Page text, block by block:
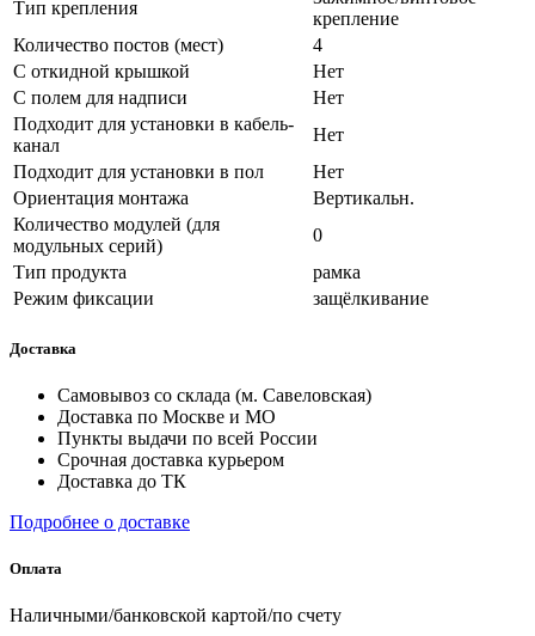
Тип крепления
крепление
Количество постов (мест)
4
С откидной крышкой
Нет
С полем для надписи
Нет
Подходит для установки в кабель-
канал
Нет
Подходит для установки в пол
Нет
Ориентация монтажа
Вертикальн.
Количество модулей (для
модульных серий)
0
Тип продукта
рамка
Режим фиксации
защёлкивание
Доставка
Самовывоз со склада (м. Савеловская)
Доставка по Москве и МО
Пункты выдачи по всей России
Срочная доставка курьером
Доставка до ТК
Подробнее о доставке
Оплата
Наличными/банковской картой/по счету